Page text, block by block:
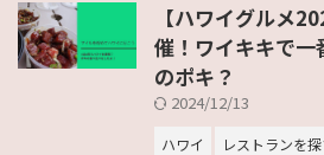
【ハワイグルメ
催！ワイキキで一
のポキ？
2024/12/13
ハワイ レストランを